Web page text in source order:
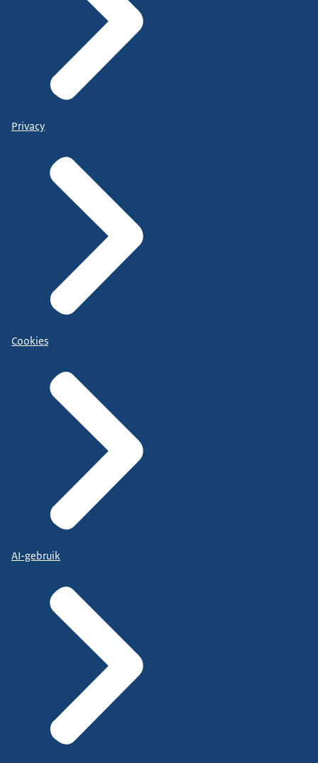
Privacy
Cookies
AI-gebruik